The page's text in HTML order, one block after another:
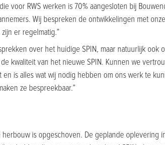
voor RWS werken is 70% aangesloten bij
Wij bespreken de ontwikkelingen met
er regelmatig.”
over het huidige SPIN, maar natuurlijk ook
kwaliteit van het nieuwe SPIN. Kunnen we
en is alles wat wij nodig hebben om ons werk te
ze bespreekbaar.”
is opgeschoven. De geplande oplevering